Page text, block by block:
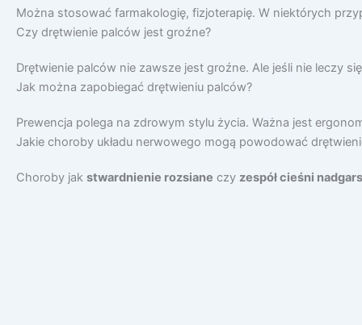
Można stosować farmakologię, fizjoterapię. W niektórych
Czy drętwienie palców jest groźne?
Drętwienie palców nie zawsze jest groźne. Ale jeśli nie leczy
Jak można zapobiegać drętwieniu palców?
Prewencja polega na zdrowym stylu życia. Ważna jest
Jakie choroby układu nerwowego mogą powodować
Choroby jak stwardnienie rozsiane czy zespół cieśni